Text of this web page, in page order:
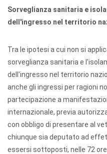
Sorveglianza sanitaria e
dell'ingresso nel territorio
Tra le ipotesi a cui non si
sorveglianza sanitaria e
dell'ingresso nel territorio
anche gli ingressi per ragioni
partecipazione a
internazionale, previa
con obbligo di presentare al
chiunque sia deputato ad
essersi sottoposti, nelle 72